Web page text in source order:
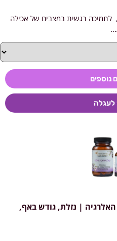
נוספים
לעגלה
לתמיכה רגשית במצבים של אכילה
| נזלת, גודש באף,